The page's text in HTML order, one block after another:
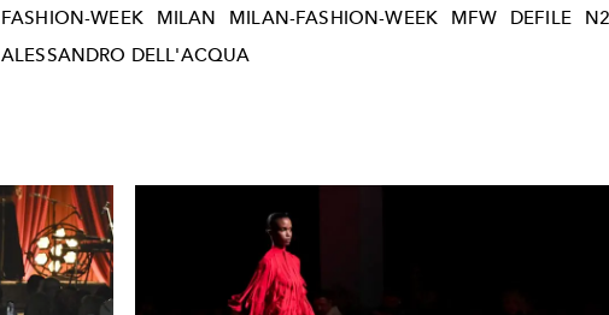
FASHION-WEEK MILAN MILAN-FASHION-WEEK MFW DEFILE
ALESSANDRO DELL'ACQUA